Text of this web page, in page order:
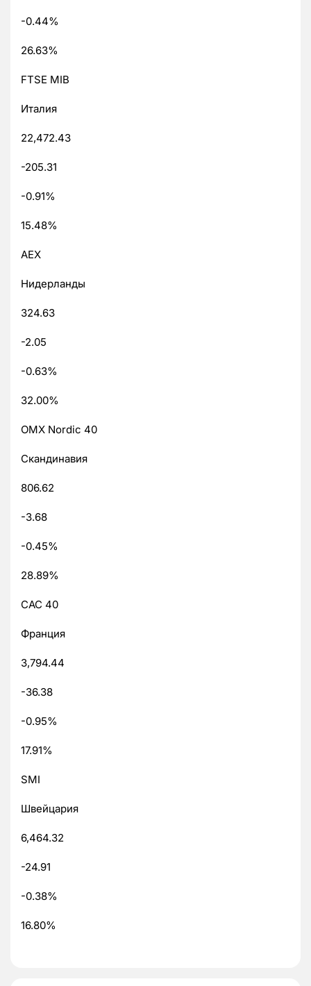
-0.44%
26.63%
FTSE MIB
Италия
22,472.43
-205.31
-0.91%
15.48%
AEX
Нидерланды
324.63
-2.05
-0.63%
32.00%
OMX Nordic 40
Скандинавия
806.62
-3.68
-0.45%
28.89%
CAC 40
Франция
3,794.44
-36.38
-0.95%
17.91%
SMI
Швейцария
6,464.32
-24.91
-0.38%
16.80%